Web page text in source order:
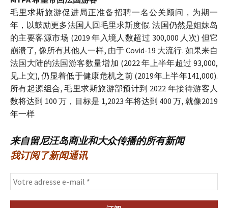
毛里求斯旅游促进局正准备招聘一名公关顾问，为期一
年，以鼓励更多法国人回毛里求斯度假. 法国仍然是姐妹岛
的主要客源市场 (2019 年入境人数超过 300,000 人次) 但它
崩溃了, 像所有其他人一样, 由于 Covid-19 大流行. 如果来自
法国大陆的法国游客数量增加 (2022 年上半年超过 93,000,
见上文), 仍显着低于健康危机之前 (2019年上半年141,000).
所有起源组合, 毛里求斯旅游部预计到 2022 年接待游客人
数将达到 100 万，目标是 1,2023 年将达到 400 万, 就像2019
年一样
来自留尼汪岛商业和大众传播的所有新闻
我订阅了新闻通讯